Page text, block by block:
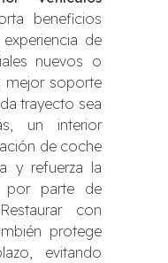
beneficios
de
nuevos o
mejor soporte
trayecto sea
un interior
de coche
y refuerza la
por parte de
con
protege
evitando